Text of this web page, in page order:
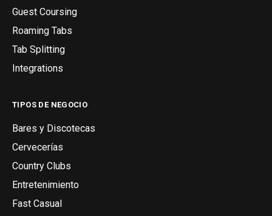
Guest Coursing
Roaming Tabs
Tab Splitting
Integrations
TIPOS DE NEGOCIO
Bares y Discotecas
Cervecerías
Country Clubs
Entretenimiento
Fast Casual